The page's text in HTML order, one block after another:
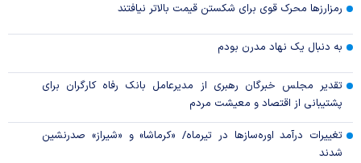
رمزارزها محرک قوی برای شکستن قیمت بالاتر نیافتند
به دنبال یک نهاد مدرن بودم
تقدیر مجلس خبرگان رهبری از مدیرعامل بانک رفاه کارگران برای
پشتیبانی از اقتصاد و معیشت مردم
تغییرات درآمد اوره‌سازها در تیرماه/ «کرماشا» و «شیراز» صدرنشین
شدند